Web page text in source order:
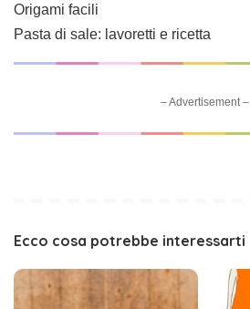
Origami facili
Pasta di sale: lavoretti e ricetta
– Advertisement –
Ecco cosa potrebbe interessarti